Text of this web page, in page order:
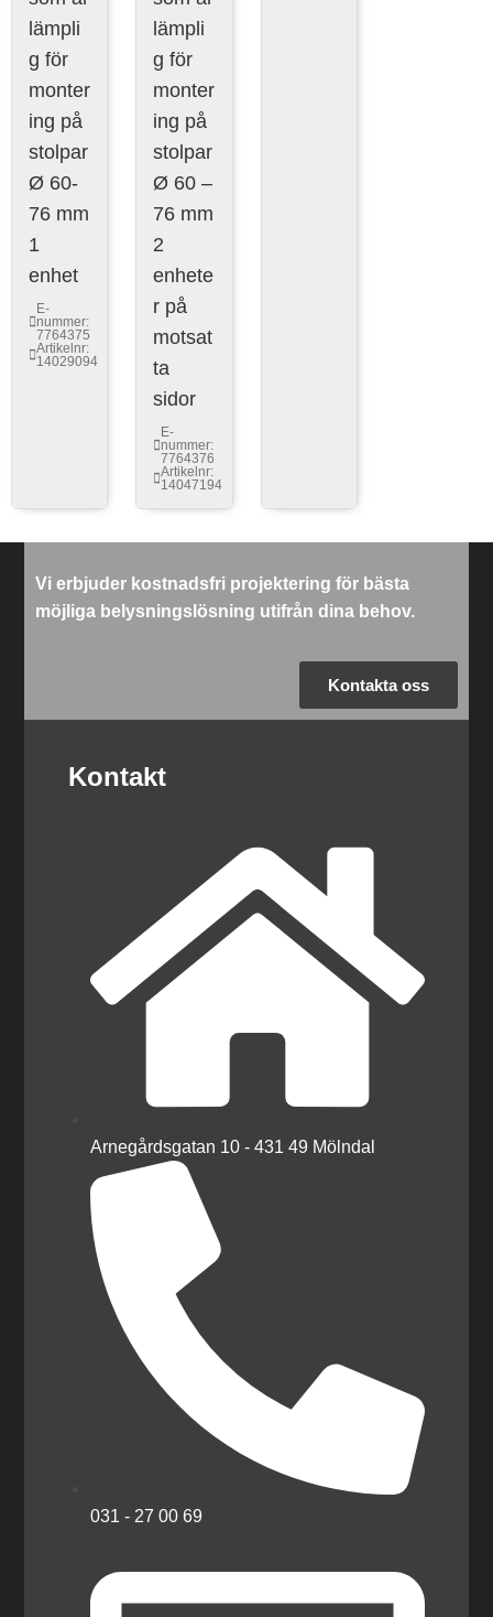
lämpli
g för
monter
ing på
stolpar
Ø 60-
76 mm
1
enhet
E-
nummer:
7764375
Artikelnr:
14029094
lämpli
g för
monter
ing på
stolpar
Ø 60 –
76 mm
2
enhete
r på
motsat
ta
sidor
E-
nummer:
7764376
Artikelnr:
14047194
Vi erbjuder kostnadsfri projektering för bästa
möjliga belysningslösning utifrån dina behov.
Kontakta oss
Kontakt
Arnegårdsgatan 10 - 431 49 Mölndal
031 - 27 00 69